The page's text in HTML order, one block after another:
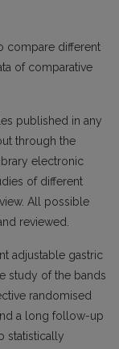
compare different
of comparative
published in any
through the
electronic
of different
All possible
reviewed.
adjustable gastric
study of the bands
randomised
a long follow-up
statistically